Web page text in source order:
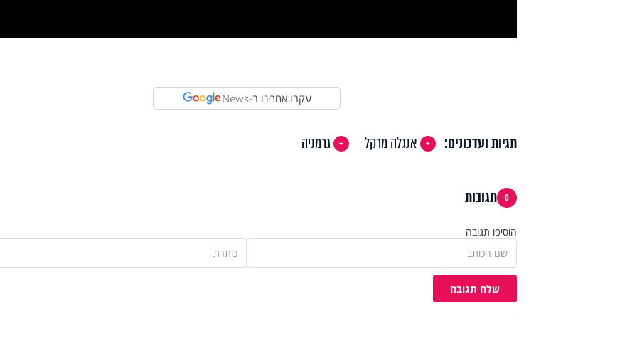
עקבו אחרינו ב-News
תגיות ועדכונים: אנגלה מרקל גרמניה
0 תגובות
הוסיפו תגובה
שלח תגובה